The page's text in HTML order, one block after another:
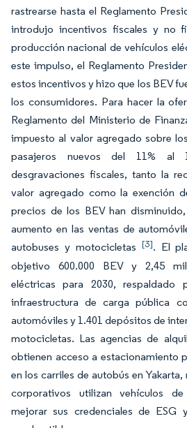
rastrearse hasta el Reglamento
introdujo incentivos fiscales y no
producción nacional de vehículos
este impulso, el Reglamento
estos incentivos y hizo que los BEV
los consumidores. Para hacer la
Reglamento del Ministerio de
impuesto al valor agregado sobre
pasajeros nuevos del 11% al
desgravaciones fiscales, tanto la
valor agregado como la exención
precios de los BEV han
aumento en las ventas de
autobuses y motocicletas [3]. El
objetivo 600.000 BEV y 2,45
eléctricas para 2030, respaldado
infraestructura de carga pública
automóviles y 1.401 depósitos de
motocicletas. Las agencias de
obtienen acceso a estacionamiento
en los carriles de autobús en
corporativos utilizan vehículos
mejorar sus credenciales de